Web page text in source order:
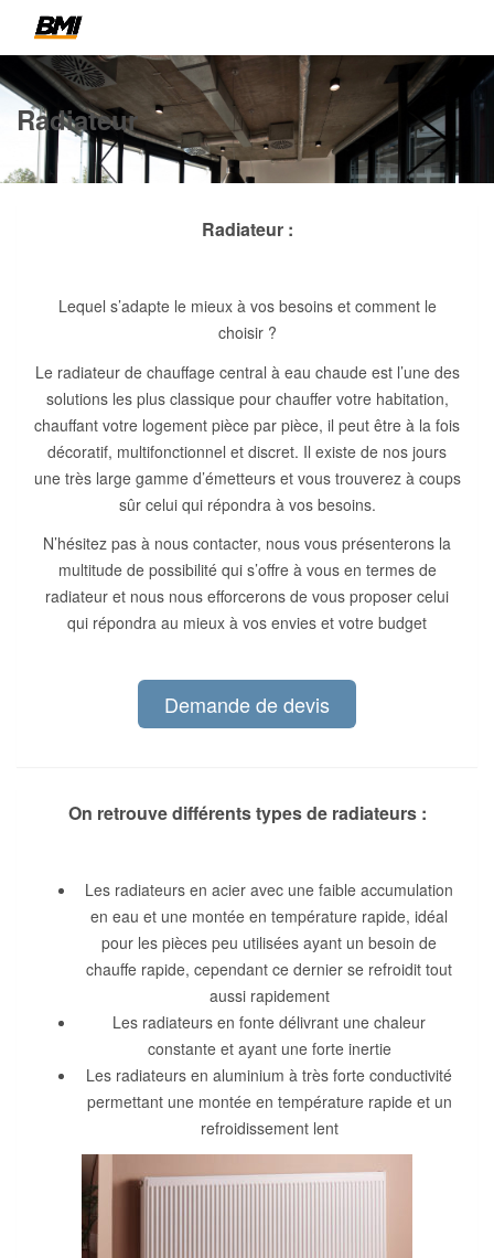
Radiateur
Radiateur :
Lequel s’adapte le mieux à vos besoins et comment le
choisir ?
Le radiateur de chauffage central à eau chaude est l’une des
solutions les plus classique pour chauffer votre habitation,
chauffant votre logement pièce par pièce, il peut être à la fois
décoratif, multifonctionnel et discret. Il existe de nos jours
une très large gamme d’émetteurs et vous trouverez à coups
sûr celui qui répondra à vos besoins.
N’hésitez pas à nous contacter, nous vous présenterons la
multitude de possibilité qui s’offre à vous en termes de
radiateur et nous nous efforcerons de vous proposer celui
qui répondra au mieux à vos envies et votre budget
Demande de devis
On retrouve différents types de radiateurs :
Les radiateurs en acier avec une faible accumulation
en eau et une montée en température rapide, idéal
pour les pièces peu utilisées ayant un besoin de
chauffe rapide, cependant ce dernier se refroidit tout
aussi rapidement
Les radiateurs en fonte délivrant une chaleur
constante et ayant une forte inertie
Les radiateurs en aluminium à très forte conductivité
permettant une montée en température rapide et un
refroidissement lent